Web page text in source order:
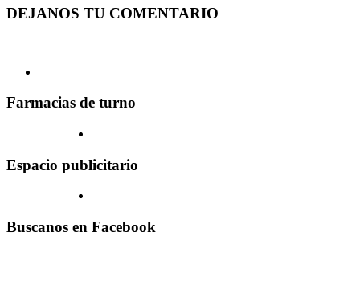
DEJANOS TU COMENTARIO
Farmacias de turno
Espacio publicitario
Buscanos en Facebook